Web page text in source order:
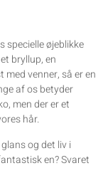
specielle øjeblikke
bryllup, en
venner, så er en
af os betyder
men der er et
hår.
og det liv i
en? Svaret